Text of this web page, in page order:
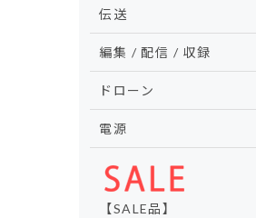
伝送
編集 / 配信 / 収録
ドローン
電源
【SALE品】